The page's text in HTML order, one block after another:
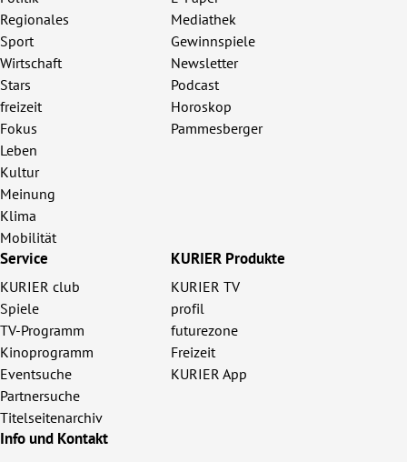
Regionales
Sport
Wirtschaft
Stars
freizeit
Fokus
Leben
Kultur
Meinung
Klima
Mobilität
Mediathek
Gewinnspiele
Newsletter
Podcast
Horoskop
Pammesberger
Service
KURIER club
Spiele
TV-Programm
Kinoprogramm
Eventsuche
Partnersuche
Titelseitenarchiv
KURIER Produkte
KURIER TV
profil
futurezone
Freizeit
KURIER App
Info und Kontakt